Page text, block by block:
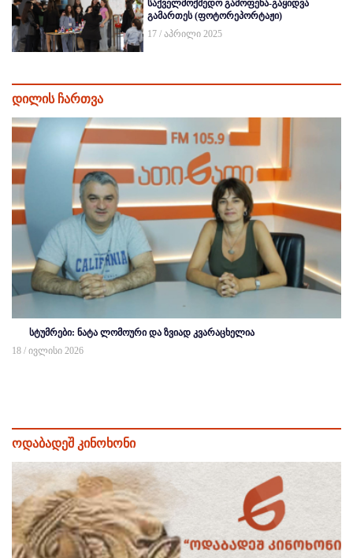
საქველმოქმედო გამოფენა-გაყიდვა
გამართეს (ფოტორეპორტაჟი)
17 / აპრილი 2025
დილის ჩართვა
სტუმრები: ნატა ლომოური და ზვიად კვარაცხელია
18 / ივლისი 2026
ოდაბადეშ კინოხონი